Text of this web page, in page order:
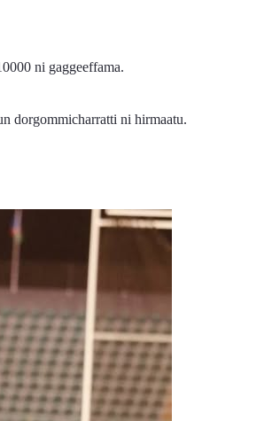
ni gaggeeffama.
dorgommicharratti ni hirmaatu.